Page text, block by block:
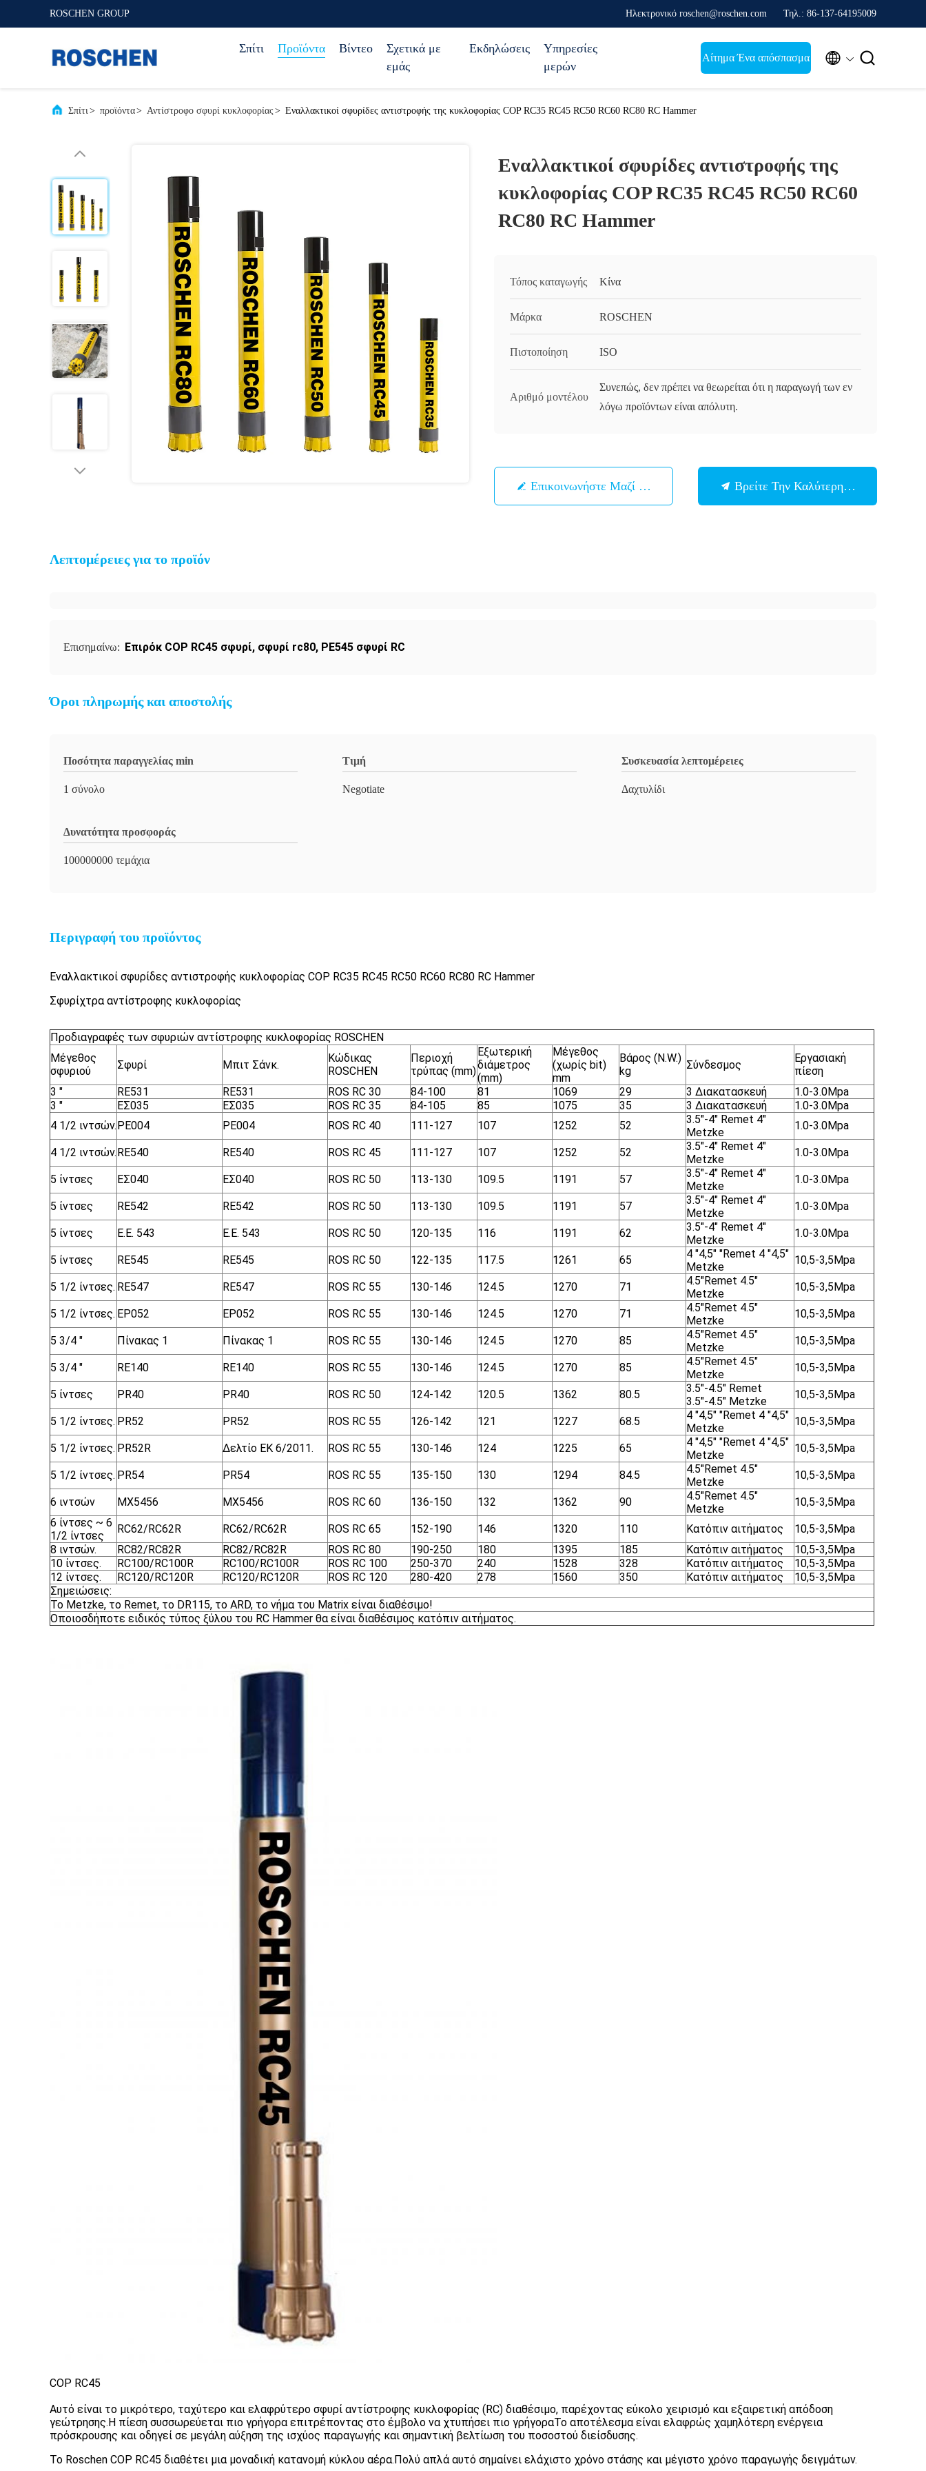
ROSCHEN GROUP Ηλεκτρονικό roschen@roschen.com Τηλ.: 86-137-64195009
Σπίτι Προϊόντα Βίντεο
Σχετικά με
εμάς
Εκδηλώσεις
Υπηρεσίες
μερών
Αίτημα Ένα απόσπασμα  
Σπίτι> προϊόντα> Αντίστροφο σφυρί κυκλοφορίας > Εναλλακτικοί σφυρίδες αντιστροφής της κυκλοφορίας COP RC35 RC45 RC50 RC60 RC80 RC Hammer
Εναλλακτικοί σφυρίδες αντιστροφής της
κυκλοφορίας COP RC35 RC45 RC50 RC60
RC80 RC Hammer
Τόπος καταγωγής Κίνα
Μάρκα ROSCHEN
Πιστοποίηση ISO
Αριθμό μοντέλου
Συνεπώς, δεν πρέπει να θεωρείται ότι η παραγωγή των εν
λόγω προϊόντων είναι απόλυτη.
Επικοινωνήστε Μαζί Μας Βρείτε Την Καλύτερη Τιμή
Λεπτομέρειες για το προϊόν
Επισημαίνω: Επιρόκ COP RC45 σφυρί, σφυρί rc80, ΡΕ545 σφυρί RC
Όροι πληρωμής και αποστολής
Ποσότητα παραγγελίας min
1 σύνολο
Τιμή
Negotiate
Συσκευασία λεπτομέρειες
Δαχτυλίδι
Δυνατότητα προσφοράς
100000000 τεμάχια
Περιγραφή του προϊόντος
Εναλλακτικοί σφυρίδες αντιστροφής κυκλοφορίας COP RC35 RC45 RC50 RC60 RC80 RC Hammer
Σφυρίχτρα αντίστροφης κυκλοφορίας
Προδιαγραφές των σφυριών αντίστροφης κυκλοφορίας ROSCHEN
Μέγεθος
σφυριού
Σφυρί Μπιτ Σάνκ.
Κώδικας
ROSCHEN
Περιοχή
τρύπας (mm)
Εξωτερική
διάμετρος
(mm)
Μέγεθος
(χωρίς bit)
mm
Βάρος (N.W.)
kg
Σύνδεσμος
Εργασιακή
πίεση
3 "
RE531 RE531 ROS RC 30 84-100 81 1069 29 3 ∆ιακατασκευή
1.0-3.0Mpa
3 "
ΕΣ035 ΕΣ035 ROS RC 35 84-105 85 1075 35 3 ∆ιακατασκευή
1.0-3.0Mpa
4 1/2 ιντσών.ΡΕ004 ΡΕ004 ROS RC 40 111-127 107 1252 52
3.5"-4" Remet 4"
Metzke
1.0-3.0Mpa
4 1/2 ιντσών.RE540 RE540 ROS RC 45 111-127 107 1252 52
3.5"-4" Remet 4"
Metzke
1.0-3.0Mpa
5 ίντσες ΕΣ040 ΕΣ040 ROS RC 50 113-130 109.5 1191 57
3.5"-4" Remet 4"
Metzke
1.0-3.0Mpa
5 ίντσες RE542 RE542 ROS RC 50 113-130 109.5 1191 57
3.5"-4" Remet 4"
Metzke
1.0-3.0Mpa
5 ίντσες Ε.Ε. 543 Ε.Ε. 543 ROS RC 50 120-135 116 1191 62
3.5"-4" Remet 4"
Metzke
1.0-3.0Mpa
5 ίντσες RE545 RE545 ROS RC 50 122-135 117.5 1261 65
4 "4,5" "Remet 4 "4,5"
Metzke
10,5-3,5Mpa
5 1/2 ίντσες. RE547 RE547 ROS RC 55 130-146 124.5 1270 71
4.5"Remet 4.5"
Metzke
10,5-3,5Mpa
5 1/2 ίντσες. ΕΡ052 ΕΡ052 ROS RC 55 130-146 124.5 1270 71
4.5"Remet 4.5"
Metzke
10,5-3,5Mpa
5 3/4 " Πίνακας 1 Πίνακας 1 ROS RC 55 130-146 124.5 1270 85
4.5"Remet 4.5"
Metzke
10,5-3,5Mpa
5 3/4 " RE140 RE140 ROS RC 55 130-146 124.5 1270 85
4.5"Remet 4.5"
Metzke
10,5-3,5Mpa
5 ίντσες PR40 PR40 ROS RC 50 124-142 120.5 1362 80.5
3.5"-4.5" Remet
3.5"-4.5" Metzke
10,5-3,5Mpa
5 1/2 ίντσες. PR52 PR52 ROS RC 55 126-142 121 1227 68.5
4 "4,5" "Remet 4 "4,5"
Metzke
10,5-3,5Mpa
5 1/2 ίντσες. PR52R Δελτίο ΕΚ 6/2011. ROS RC 55 130-146 124 1225 65
4 "4,5" "Remet 4 "4,5"
Metzke
10,5-3,5Mpa
5 1/2 ίντσες. PR54 PR54 ROS RC 55 135-150 130 1294 84.5
4.5"Remet 4.5"
Metzke
10,5-3,5Mpa
6 ιντσών MX5456 MX5456 ROS RC 60 136-150 132 1362 90
4.5"Remet 4.5"
Metzke
10,5-3,5Mpa
6 ίντσες ~ 6
1/2 ίντσες
RC62/RC62R RC62/RC62R ROS RC 65 152-190 146 1320 110 Κατόπιν αιτήματος
10,5-3,5Mpa
8 ιντσών.
RC82/RC82R RC82/RC82R ROS RC 80 190-250 180 1395 185 Κατόπιν αιτήματος
10,5-3,5Mpa
10 ίντσες.
RC100/RC100R RC100/RC100R ROS RC 100 250-370 240 1528 328 Κατόπιν αιτήματος
10,5-3,5Mpa
12 ίντσες.
RC120/RC120R RC120/RC120R ROS RC 120 280-420 278 1560 350 Κατόπιν αιτήματος
10,5-3,5Mpa
Σημειώσεις:
Το Metzke, το Remet, το DR115, το ARD, το νήμα του Matrix είναι διαθέσιμο!
Οποιοσδήποτε ειδικός τύπος ξύλου του RC Hammer θα είναι διαθέσιμος κατόπιν αιτήματος.
COP RC45
Αυτό είναι το μικρότερο, ταχύτερο και ελαφρύτερο σφυρί αντίστροφης κυκλοφορίας (RC) διαθέσιμο, παρέχοντας εύκολο χειρισμό και εξαιρετική απόδοση
γεώτρησης.Η πίεση συσσωρεύεται πιο γρήγορα επιτρέποντας στο έμβολο να χτυπήσει πιο γρήγοραΤο αποτέλεσμα είναι ελαφρώς χαμηλότερη ενέργεια
πρόσκρουσης και οδηγεί σε μεγάλη αύξηση της ισχύος παραγωγής και σημαντική βελτίωση του ποσοστού διείσδυσης.
Το Roschen COP RC45 διαθέτει μια μοναδική κατανομή κύκλου αέρα.Πολύ απλά αυτό σημαίνει ελάχιστο χρόνο στάσης και μέγιστο χρόνο παραγωγής δειγμάτων.